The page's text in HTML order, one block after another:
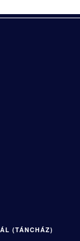
(TÁNCHÁZ)